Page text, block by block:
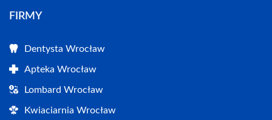
FIRMY
Dentysta Wrocław
Apteka Wrocław
Lombard Wrocław
Kwiaciarnia Wrocław